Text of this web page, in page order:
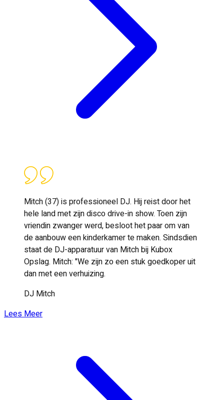
Mitch (37) is professioneel DJ. Hij reist door het
hele land met zijn disco drive-in show. Toen zijn
vriendin zwanger werd, besloot het paar om van
de aanbouw een kinderkamer te maken. Sindsdien
staat de DJ-apparatuur van Mitch bij Kubox
Opslag. Mitch: "We zijn zo een stuk goedkoper uit
dan met een verhuizing.
DJ Mitch
Lees Meer